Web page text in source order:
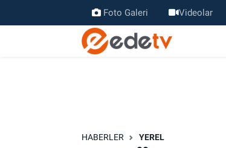
Foto Galeri Videolar
HABERLER YEREL